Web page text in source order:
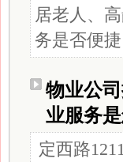
居老人、
务是否便
物业公
业服务
定西路